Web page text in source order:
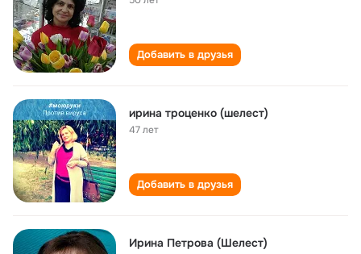
Добавить в друзья
ирина троценко (шелест)
47 лет
Добавить в друзья
Ирина Петрова (Шелест)